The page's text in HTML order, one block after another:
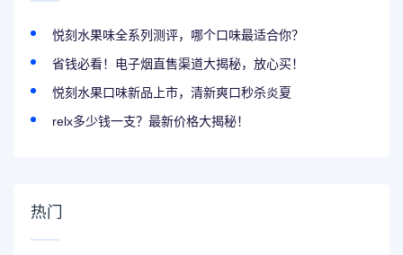
悦刻水果味全系列测评，哪个口味最适合你？
省钱必看！电子烟直售渠道大揭秘，放心买！
悦刻水果口味新品上市，清新爽口秒杀炎夏
relx多少钱一支？最新价格大揭秘！
热门